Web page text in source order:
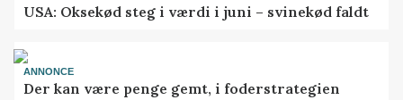
USA: Oksekød steg i værdi i juni – svinekød faldt
ANNONCE
Der kan være penge gemt, i foderstrategien